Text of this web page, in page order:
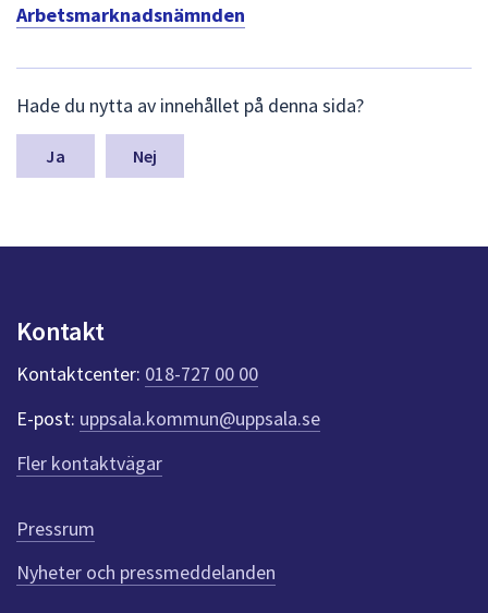
Arbetsmarknadsnämnden
ä
m
a
n
k
t
e
r
f
ö
r
e
n
n
a
Hade du nytta av innehållet på denna sida?
Nej
Kontakt
Kontaktcenter: 018-727 00 00
E-post: uppsala.kommun@uppsala.se
Fler kontaktvägar
Pressrum
Nyheter och pressmeddelanden